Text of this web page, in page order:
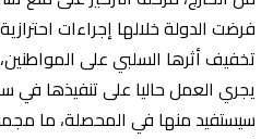
فرضت الدولة خلالها إجراءات
تخفيف أثرها السلبي على
يجري العمل حاليا على تنفيذها في
سيستفيد منها في المحصلة، ما